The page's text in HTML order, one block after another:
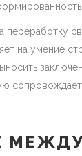
переработку
на умение